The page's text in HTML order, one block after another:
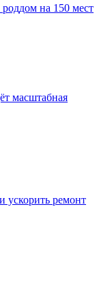
на 150 мест
масштабная
ускорить ремонт